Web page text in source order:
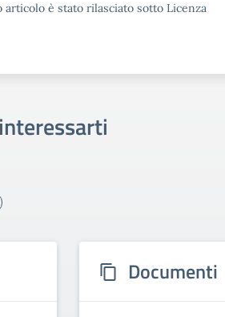
è stato rilasciato sotto Licenza
Documenti